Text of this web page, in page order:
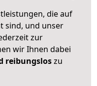
die auf
sind, und unser
zur
wir Ihnen dabei
reibungsloszu